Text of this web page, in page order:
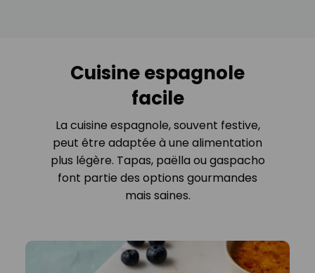
Cuisine espagnole
facile
La cuisine espagnole, souvent festive,
peut être adaptée à une alimentation
plus légère. Tapas, paëlla ou gaspacho
font partie des options gourmandes
mais saines.